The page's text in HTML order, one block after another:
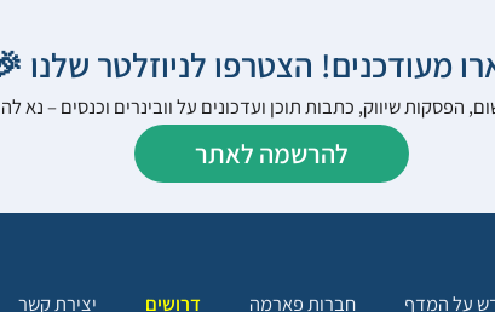
מעודכנים! הצטרפו לניוזלטר שלנו
הפסקות שיווק, כתבות תוכן ועדכונים על וובינרים וכנסים – נא
להרשמה לאתר
על המדף חברות פארמה דרושים
יצירת קשר